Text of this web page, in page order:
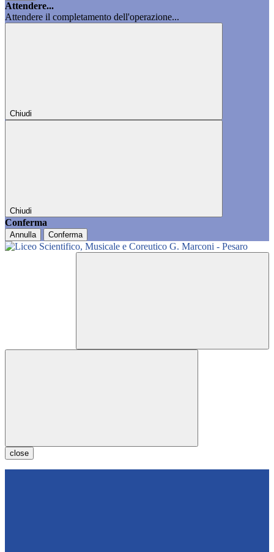
Attendere...
Attendere il completamento dell'operazione...
Chiudi
Chiudi
Conferma
Annulla Conferma
close